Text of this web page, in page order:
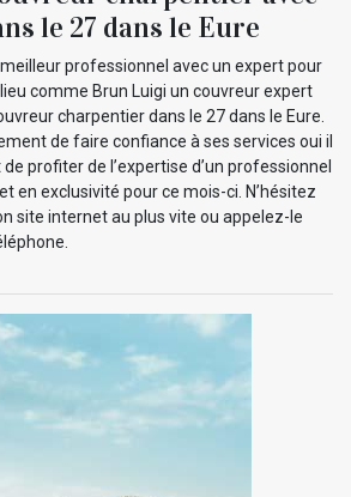
le 27 dans le Eure
professionnel avec un expert pour
comme Brun Luigi un couvreur expert
charpentier dans le 27 dans le Eure.
de faire confiance à ses services oui il
profiter de l’expertise d’un professionnel
en exclusivité pour ce mois-ci. N’hésitez
site internet au plus vite ou appelez-le